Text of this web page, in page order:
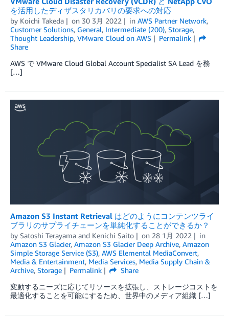
を活用したディザスタリカバリの要求への対応
by Koichi Takeda on 30 3月 2022 in AWS Partner Network,
Customer Solutions, General, Intermediate (200), Storage,
Thought Leadership, VMware Cloud on AWS
Permalink
Share
AWS で VMware Cloud Global Account Specialist SA Lead を務
[…]
Amazon S3 Instant Retrieval はどのようにコンテンツライ
ブラリのサプライチェーンを単純化することができるか？
by Satoshi Terayama and Kenichi Saito on 28 1月 2022
in
Amazon S3 Glacier, Amazon S3 Glacier Deep Archive, Amazon
Simple Storage Service (S3), AWS Elemental MediaConvert,
Media & Entertainment, Media Services, Media Supply Chain &
Archive, Storage Permalink
Share
変動するニーズに応じてリソースを拡張し、ストレージコストを
最適化することを可能にするため、世界中のメディア組織 […]